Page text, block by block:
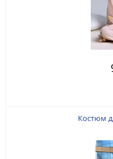
Костюм